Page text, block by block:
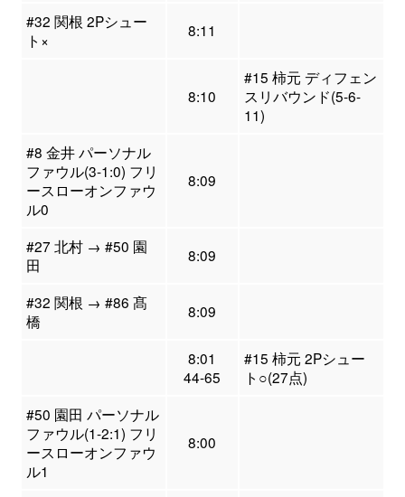
#32 関根 2Pシュー
ト×
8:11
8:10
#15 柿元 ディフェン
スリバウンド(5-6-
11)
#8 金井 パーソナル
ファウル(3-1:0) フリ
ースローオンファウ
ル0
8:09
#27 北村 → #50 園
田
8:09
#32 関根 → #86 髙
橋
8:09
8:01
44-65
#15 柿元 2Pシュー
ト○(27点)
#50 園田 パーソナル
ファウル(1-2:1) フリ
ースローオンファウ
ル1
8:00